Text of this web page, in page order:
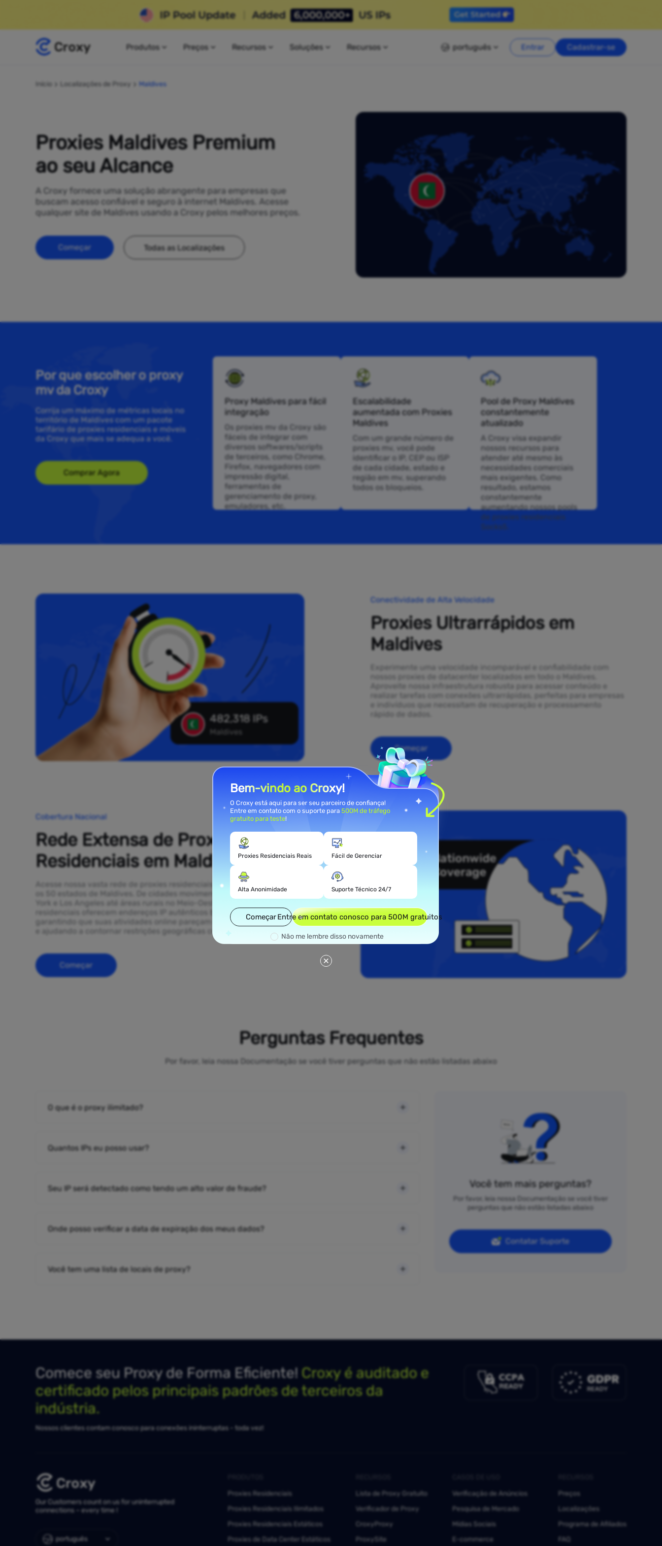
Produtos Preços Recursos Soluções Recursos português Entrar Cadastrar-se
Início Localizações de Proxy Maldives
Proxies Maldives Premium
ao seu Alcance
A Croxy fornece uma solução abrangente para empresas que
buscam acesso confiável e seguro à internet Maldives. Acesse
qualquer site de Maldives usando a Croxy pelos melhores preços.
Começar Todas as Localizações
Por que escolher o proxy
mv da Croxy
Corrija um máximo de métricas locais no
território de Maldives com um pacote
tarifário de proxies residenciais e móveis
da Croxy que mais se adequa a você.
Comprar Agora
Proxy Maldives para fácil
integração
Os proxies mv da Croxy são
fáceis de integrar com
diversos softwares/scripts
de terceiros, como Chrome,
Firefox, navegadores com
impressão digital,
ferramentas de
gerenciamento de proxy,
emuladores, etc.
Escalabilidade
aumentada com Proxies
Maldives
Com um grande número de
proxies mv, você pode
identificar o IP, CEP ou ISP
de cada cidade, estado e
região em mv, superando
todos os bloqueios.
Pool de Proxy Maldives
constantemente
atualizado
A Croxy visa expandir
nossos recursos para
atender até mesmo às
necessidades comerciais
mais exigentes. Como
resultado, estamos
constantemente
aumentando nossos pools
de proxies residenciais
Socks5.
482,318 IPs
Maldives
Conectividade de Alta Velocidade
Proxies Ultrarrápidos em
Maldives
Experimente uma velocidade incomparável e confiabilidade com
nossos proxies de datacenter localizados em todo o Maldives.
Aproveite nossa infraestrutura robusta para acessar conteúdo e
realizar tarefas com conexões ultrarrápidas, perfeitas para empresas
e indivíduos que necessitam de recuperação e processamento
rápido de dados.
Começar
Cobertura Nacional
Rede Extensa de Proxies
Residenciais em Maldives
Acesse nossa vasta rede de proxies residenciais espalhada por todos
os 50 estados de Maldives. De cidades movimentadas como Nova
York e Los Angeles até áreas rurais no Meio-Oeste, nossos proxies
residenciais oferecem endereços IP autênticos baseados em mv,
garantindo que suas atividades online pareçam genuinamente locais
e ajudando a contornar restrições geográficas com facilidade.
Começar
Perguntas Frequentes
Por favor, leia nossa Documentação se você tiver perguntas que não estão listadas abaixo
O que é o proxy ilimitado?
Quantos IPs eu posso usar?
Seu IP será detectado como tendo um alto valor de fraude?
Onde posso verificar a data de expiração dos meus dados?
Você tem uma lista de locais de proxy?
Você tem mais perguntas?
Por favor, leia nossa Documentação se você tiver
perguntas que não estão listadas abaixo
Contatar Suporte
Comece seu Proxy de Forma Eficiente! Croxy é auditado e
certificado pelos principais padrões de terceiros da
indústria.
Nossos clientes contam conosco para conexões ininterruptas - toda vez!
Our Customers count on us for uninterrupted
connections – every time !
português
Proxies Residenciais
Proxies Residenciais Ilimitados
Proxies Residenciais Estáticos
Proxies de Data Center Estáticos
Lista de Proxy Gratuito
Verificador de Proxy
CroxyProxy
ProxySite
Verificação de Anúncios
Pesquisa de Mercado
Mídias Sociais
E-commerce
Preços
Localizações
Programa de Afiliados
FAQ
Bem-vindo ao Croxy!
O Croxy está aqui para ser seu parceiro de confiança!
Entre em contato com o suporte para 500M de tráfego
gratuito para teste!
Proxies Residenciais Reais Fácil de Gerenciar
Alta Anonimidade Suporte Técnico 24/7
ComeçarEntre em contato conosco para 500M gratuitos
Não me lembre disso novamente